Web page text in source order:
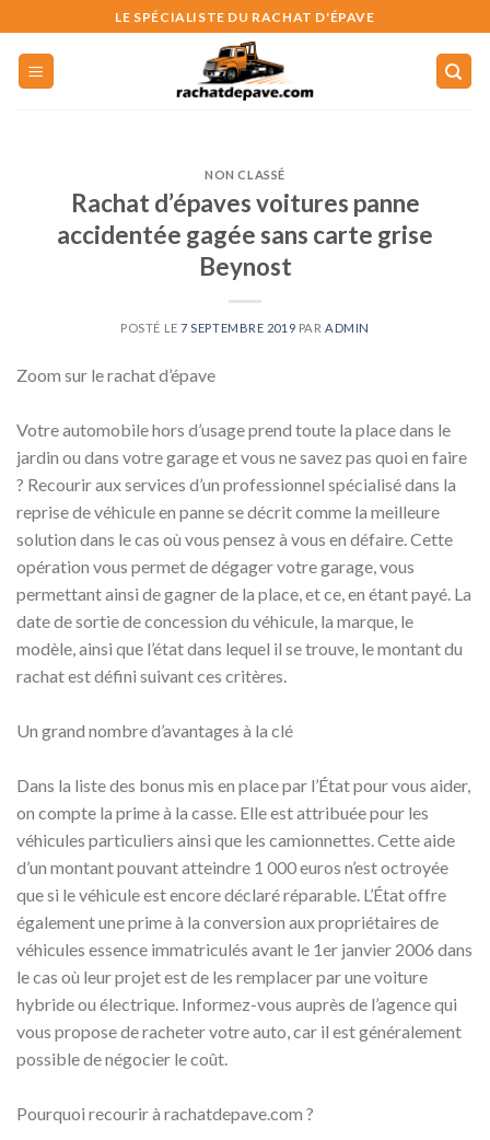
to
content
LE SPÉCIALISTE DU RACHAT D'ÉPAVE
NON CLASSÉ
Rachat d’épaves voitures panne
accidentée gagée sans carte grise
Beynost
POSTÉ LE7 SEPTEMBRE 2019 PAR ADMIN
Zoom sur le rachat d’épave
Votre automobile hors d’usage prend toute la place dans le
jardin ou dans votre garage et vous ne savez pas quoi en faire
? Recourir aux services d’un professionnel spécialisé dans la
reprise de véhicule en panne se décrit comme la meilleure
solution dans le cas où vous pensez à vous en défaire. Cette
opération vous permet de dégager votre garage, vous
permettant ainsi de gagner de la place, et ce, en étant payé. La
date de sortie de concession du véhicule, la marque, le
modèle, ainsi que l’état dans lequel il se trouve, le montant du
rachat est défini suivant ces critères.
Un grand nombre d’avantages à la clé
Dans la liste des bonus mis en place par l’État pour vous aider,
on compte la prime à la casse. Elle est attribuée pour les
véhicules particuliers ainsi que les camionnettes. Cette aide
d’un montant pouvant atteindre 1 000 euros n’est octroyée
que si le véhicule est encore déclaré réparable. L’État offre
également une prime à la conversion aux propriétaires de
véhicules essence immatriculés avant le 1er janvier 2006 dans
le cas où leur projet est de les remplacer par une voiture
hybride ou électrique. Informez-vous auprès de l’agence qui
vous propose de racheter votre auto, car il est généralement
possible de négocier le coût.
Pourquoi recourir à rachatdepave.com ?